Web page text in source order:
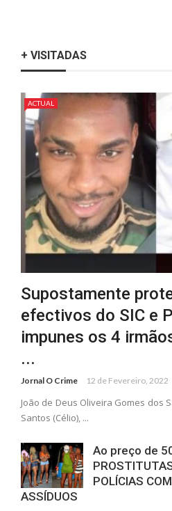
+ VISITADAS
ACTUAL
Supostamente
efectivos do SIC e
impunes os 4
...
Jornal O Crime 12 de Fevereiro, 2022
João de Deus Oliveira Gomes dos
Santos (Célio), ...
Ao preço de
POLÍCIAS
ASSÍDUOS